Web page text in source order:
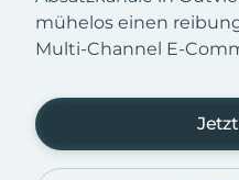
mühelos einen
Multi-Channel E-